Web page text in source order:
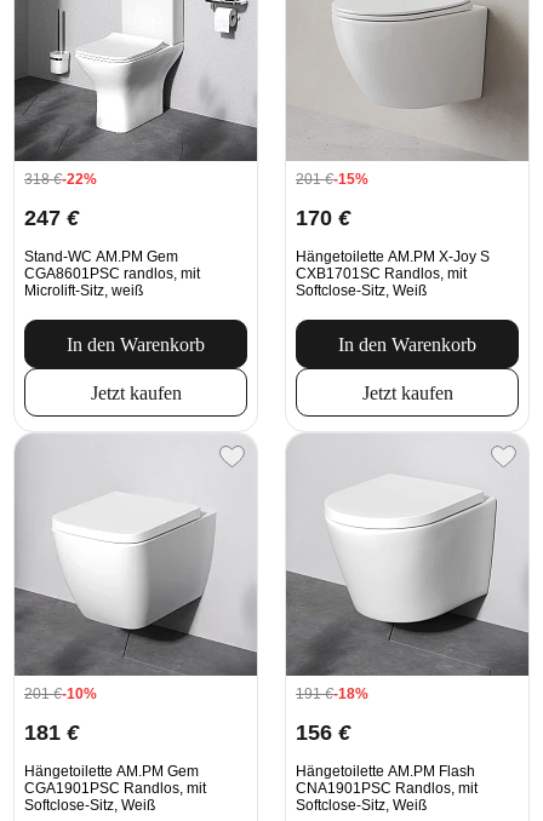
318€-22%
247 €
Stand-WC AM.PM Gem
CGA8601PSC randlos, mit
Microlift-Sitz, weiß
In den Warenkorb
Jetzt kaufen
201€-15%
170 €
Hängetoilette AM.PM X-Joy S
CXB1701SC Randlos, mit
Softclose-Sitz, Weiß
In den Warenkorb
Jetzt kaufen
201€-10%
181 €
Hängetoilette AM.PM Gem
CGA1901PSC Randlos, mit
Softclose-Sitz, Weiß
191€-18%
156 €
Hängetoilette AM.PM Flash
CNA1901PSC Randlos, mit
Softclose-Sitz, Weiß